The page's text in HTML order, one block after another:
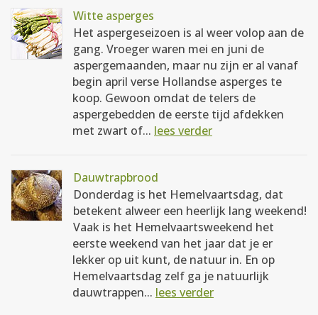
Witte asperges
Het aspergeseizoen is al weer volop aan de
gang. Vroeger waren mei en juni de
aspergemaanden, maar nu zijn er al vanaf
begin april verse Hollandse asperges te
koop. Gewoon omdat de telers de
aspergebedden de eerste tijd afdekken
met zwart of... lees verder
Dauwtrapbrood
Donderdag is het Hemelvaartsdag, dat
betekent alweer een heerlijk lang weekend!
Vaak is het Hemelvaartsweekend het
eerste weekend van het jaar dat je er
lekker op uit kunt, de natuur in. En op
Hemelvaartsdag zelf ga je natuurlijk
dauwtrappen... lees verder